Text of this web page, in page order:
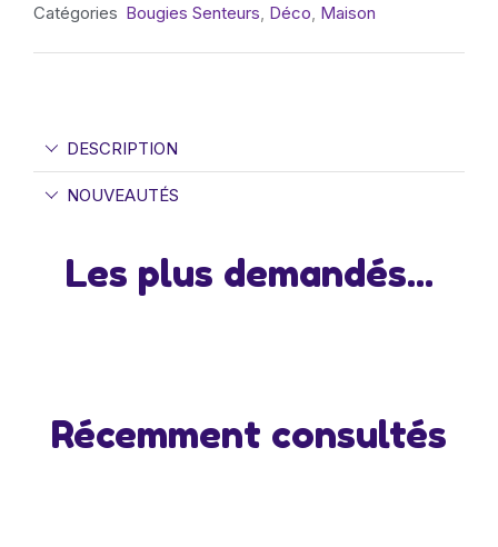
Catégories Bougies Senteurs Déco Maison
DESCRIPTION
NOUVEAUTÉS
Les plus demandés...
Récemment consultés